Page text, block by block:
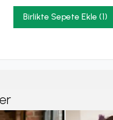
Birlikte Sepete Ekle (1)